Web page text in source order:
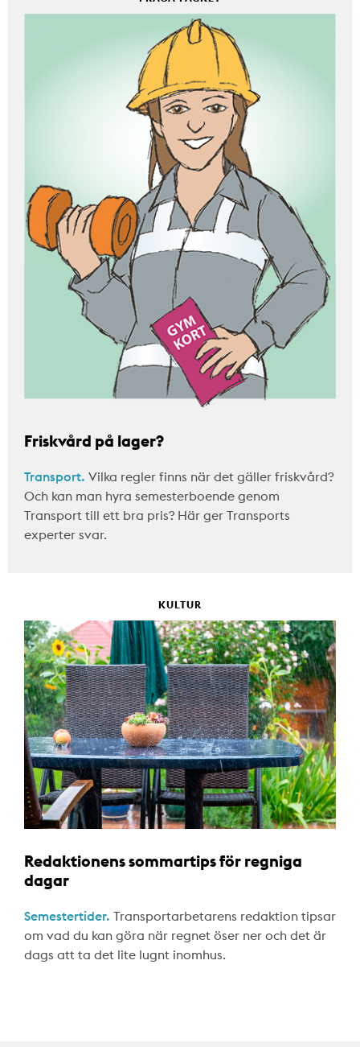
Friskvård på lager?
Transport. Vilka regler finns när det gäller friskvård?
Och kan man hyra semesterboende genom
Transport till ett bra pris? Här ger Transports
experter svar.
KULTUR
Redaktionens sommartips för regniga
dagar
Semestertider. Transportarbetarens redaktion tipsar
om vad du kan göra när regnet öser ner och det är
dags att ta det lite lugnt inomhus.